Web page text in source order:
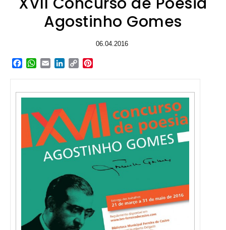
Agostinho Gomes
06.04.2016
Facebook
WhatsApp
EmailLinkedIn
Copy